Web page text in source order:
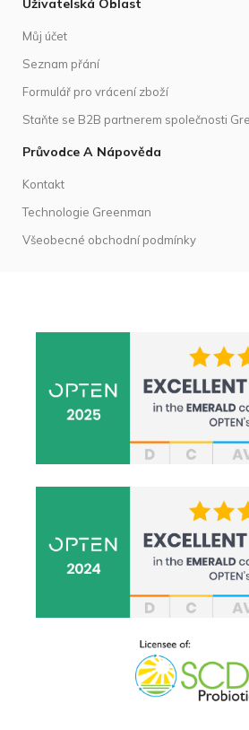
Uživatelská Oblast
Můj účet
Seznam přání
Formulář pro vrácení zboží
Staňte se B2B partnerem společnosti
Průvodce A Nápověda
Kontakt
Technologie Greenman
Všeobecné obchodní podmínky